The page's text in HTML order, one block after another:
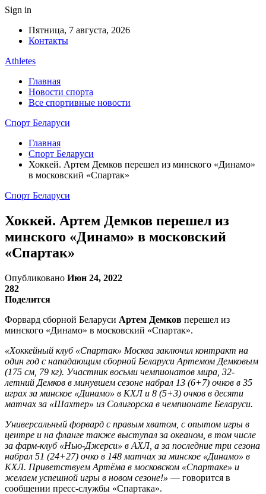
Sign in
Пятница, 7 августа, 2026
Контакты
Athletes
Главная
Новости спорта
Все спортивные новости
Спорт Беларуси
Главная
Спорт Беларуси
Хоккей. Артем Демков перешел из минского «Динамо»
в московский «Спартак»
Спорт Беларуси
Хоккей. Артем Демков перешел из
минского «Динамо» в московский
«Спартак»
Опубликовано Июн 24, 2022
282
Поделится
Форвард сборной Беларуси Артем Демков перешел из
минского «Динамо» в московский «Спартак».
«Хоккейный клуб «Спартак» Москва заключил контракт на
один год с нападающим сборной Беларуси Артемом Демковым
(175 см, 79 кг). Участник восьми чемпионатов мира, 32-
летний Демков в минувшем сезоне набрал 13 (6+7) очков в 35
играх за минское «Динамо» в КХЛ и 8 (5+3) очков в десяти
матчах за «Шахтер» из Солигорска в чемпионате Беларуси.
Универсальный форвард с правым хватом, с опытом игры в
центре и на фланге также выступал за океаном, в том числе
за фарм-клуб «Нью-Джерси» в АХЛ, а за последние три сезона
набрал 51 (24+27) очко в 148 матчах за минское «Динамо» в
КХЛ. Приветствуем Артёма в московском «Спартаке» и
желаем успешной игры в новом сезоне!» — говорится в
сообщении пресс-службы «Спартака».